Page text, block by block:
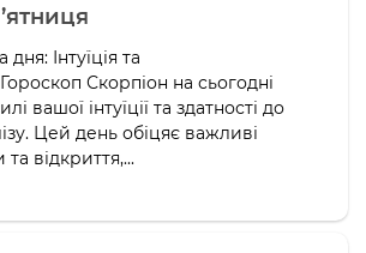
Інтуїція та
Скорпіон на сьогодні
вашої інтуїції та здатності до
Цей день обіцяє важливі
та відкриття,...